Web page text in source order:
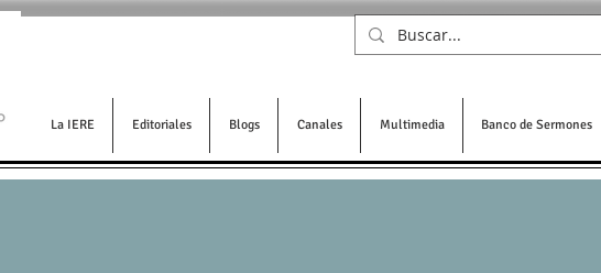
La IERE Editoriales Blogs Canales Multimedia Banco de Sermones